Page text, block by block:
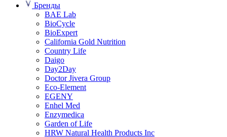
Бренды
BAE Lab
BioCycle
BioExpert
California Gold Nutrition
Country Life
Daigo
Day2Day
Doctor Jivera Group
Eco-Element
EGENY
Enhel Med
Enzymedica
Garden of Life
HRW Natural Health Products Inc